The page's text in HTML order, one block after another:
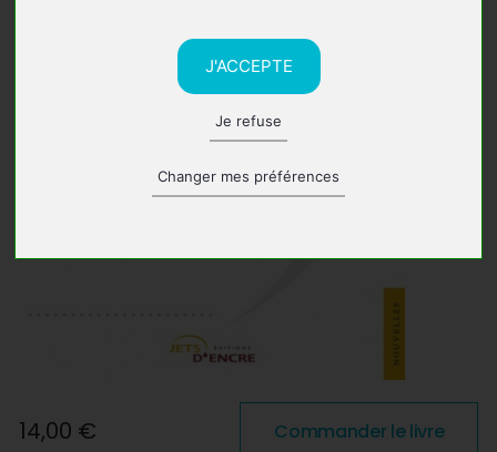
J'ACCEPTE
Je refuse
Changer mes préférences
14,00 € Commander le livre